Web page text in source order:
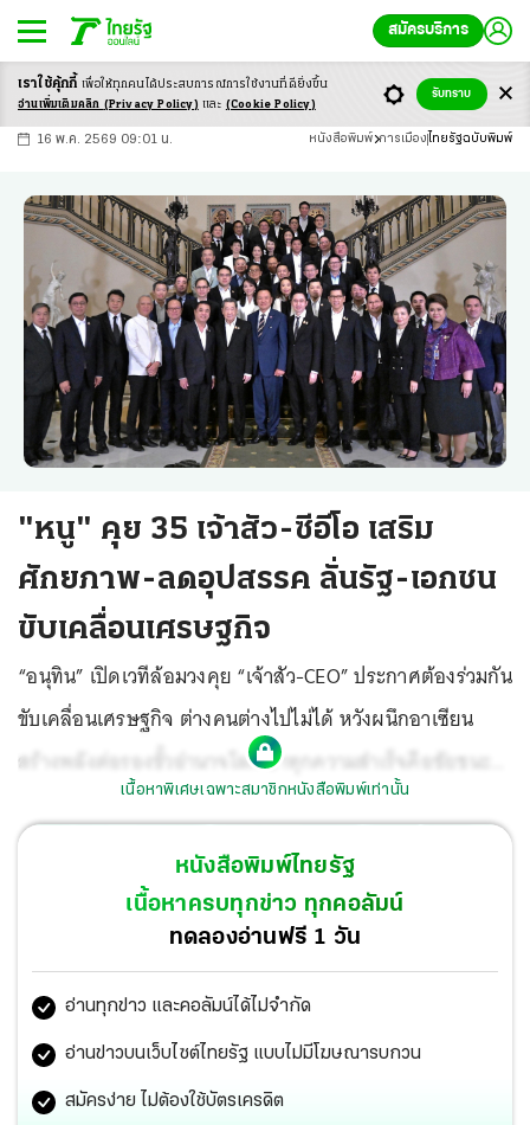
สมัครบริการ
-ก ก ก+
16 พ.ค. 2569 09:01 น. หนังสือพิมพ์ การเมือง ไทยรัฐฉบับพิมพ์
"หนู" คุย 35 เจ้าสัว-ซีอีโอ เสริม
ศักยภาพ-ลดอุปสรรค ลั่นรัฐ-เอกชน
ขับเคลื่อนเศรษฐกิจ
“อนุทิน” เปิดเวทีล้อมวงคุย “เจ้าสัว-CEO” ประกาศต้องร่วมกัน
ขับเคลื่อนเศรษฐกิจ ต่างคนต่างไปไม่ได้ หวังผนึกอาเซียน
สร้างพลังต่อรองขั้วอำนาจโลก ย้ำทุกความสำเร็จคือชัยชนะ
ของทุกคน เด้งรับข้อมูล กกร.จัดท็อปเทนหน่วยงานเรียกรับ
สินบน “ปกรณ์” ผนึก กกร.ปิดช่องคอร์รัปชัน ยกเป็นวาระแห่ง
ชาติ ปธ.หอการค้าชี้เข้า OECD ไม่ได้เหนื่อยแน่ ACTย้ำเหตุ
ดัชนีโปร่งใสตกต่ำ อธิบดี คพ.ฉุนตกที่นั่งเบอร์1 รับสินบนจี้
กกร.เปิดข้อมูลวิจัย “อรรถพล” กร้าวฟันไม่เลี้ยง จนท.มีเอี่ยว
กรมป่าไม้แถลงโต้ไม่มีนโยบายหนุนโกง เลขาฯอย.ยกระบบ
ตรวจสอบย้อนหลังเข้ม รัฐสภาไฟเขียวก.ม.ค้างท่อ 34 ฉบับ
ฝ่ายค้านรุมฉะ รบ.มุ่งรักษาผลประโยชน์พวกพ้อง “พริษฐ์” เย้ย
เนื้อหาพิเศษเฉพาะสมาชิกหนังสือพิมพ์เท่านั้น
หนังสือพิมพ์ไทยรัฐ
เนื้อหาครบทุกข่าว ทุกคอลัมน์
ทดลองอ่านฟรี 1 วัน
อ่านทุกข่าว และคอลัมน์ได้ไม่จำกัด
อ่านข่าวบนเว็บไซต์ไทยรัฐ แบบไม่มีโฆษณารบกวน
สมัครง่าย ไม่ต้องใช้บัตรเครดิต
เราใช้คุ้กกี้ เพื่อให้ทุกคนได้ประสบการณ์การใช้งานที่ดียิ่งขึ้น
อ่านเพิ่มเติมคลิก (Privacy Policy) และ (Cookie Policy)
รับทราบ